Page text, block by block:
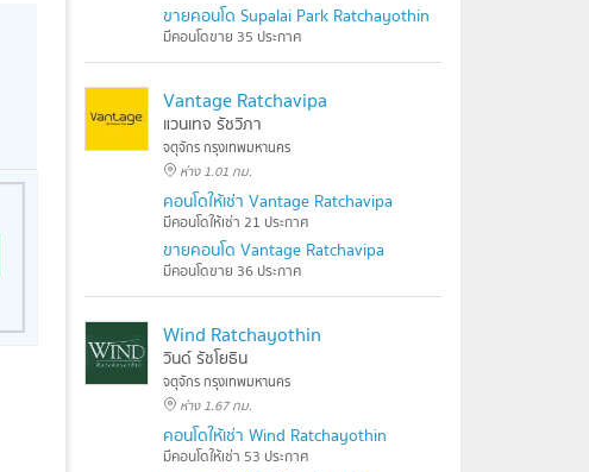
ขายคอนโด Supalai Park Ratchayothin
มีคอนโดขาย 35 ประกาศ
Vantage Ratchavipa
แวนเทจ รัชวิภา
จตุจักร กรุงเทพมหานคร
ห่าง 1.01 กม.
คอนโดให้เช่า Vantage Ratchavipa
มีคอนโดให้เช่า 21 ประกาศ
ขายคอนโด Vantage Ratchavipa
มีคอนโดขาย 36 ประกาศ
Wind Ratchayothin
วินด์ รัชโยธิน
จตุจักร กรุงเทพมหานคร
ห่าง 1.67 กม.
คอนโดให้เช่า Wind Ratchayothin
มีคอนโดให้เช่า 53 ประกาศ